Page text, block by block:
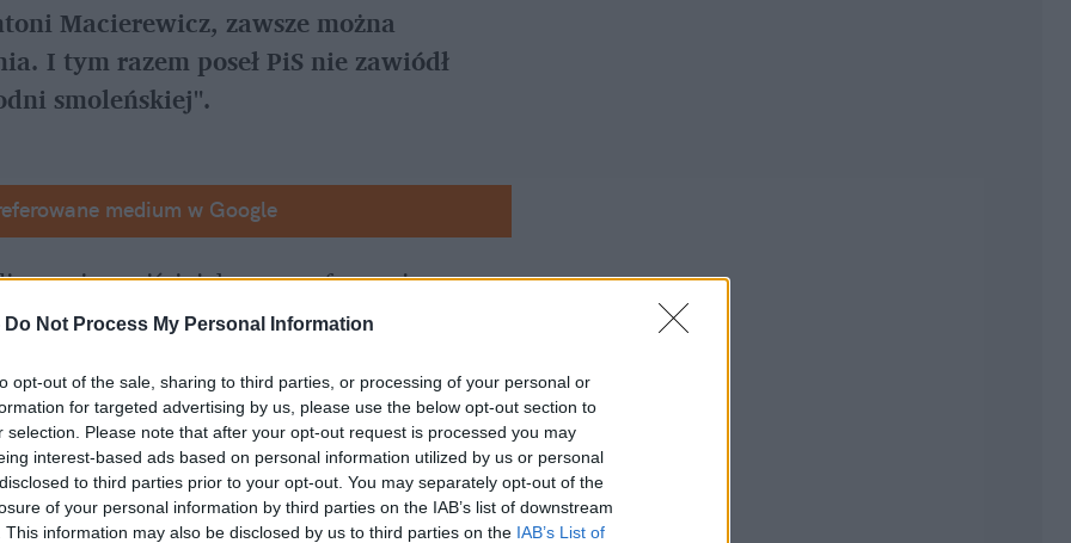
Do Not Process My Personal Information
opt-out of the sale, sharing to third parties, or processing of your personal or
for targeted advertising by us, please use the below opt-out section to
selection. Please note that after your opt-out request is processed you may
interest-based ads based on personal information utilized by us or personal
to third parties prior to your opt-out. You may separately opt-out of the
of your personal information by third parties on the IAB’s list of downstream
This information may also be disclosed by us to third parties on the IAB’s List of
Macierewicz, zawsze można
I tym razem poseł PiS nie zawiódł
smoleńskiej".
medium w Google
nienawiści, jaką wasza formacja
Ta nienawiść wobec Lecha
nienawiść wobec polskich
patriotów, którzy pamiętają o tej zbrodni i dążą do tego, by mówić o niej prawdę – zaczął